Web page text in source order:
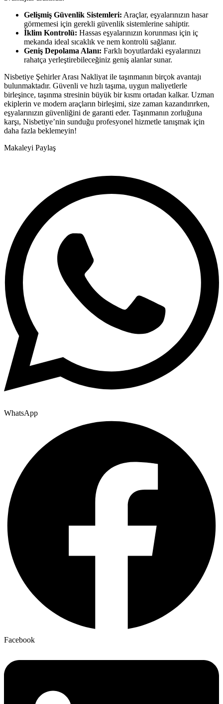
Gelişmiş Güvenlik Sistemleri: Araçlar, eşyalarınızın hasar
görmemesi için gerekli güvenlik sistemlerine sahiptir.
İklim Kontrolü: Hassas eşyalarınızın korunması için iç
mekanda ideal sıcaklık ve nem kontrolü sağlanır.
Geniş Depolama Alanı: Farklı boyutlardaki eşyalarınızı
rahatça yerleştirebileceğiniz geniş alanlar sunar.
Nisbetiye Şehirler Arası Nakliyat ile taşınmanın birçok avantajı
bulunmaktadır. Güvenli ve hızlı taşıma, uygun maliyetlerle
birleşince, taşınma stresinin büyük bir kısmı ortadan kalkar. Uzman
ekiplerin ve modern araçların birleşimi, size zaman kazandırırken,
eşyalarınızın güvenliğini de garanti eder. Taşınmanın zorluğuna
karşı, Nisbetiye’nin sunduğu profesyonel hizmetle tanışmak için
daha fazla beklemeyin!
Makaleyi Paylaş
WhatsApp
Facebook